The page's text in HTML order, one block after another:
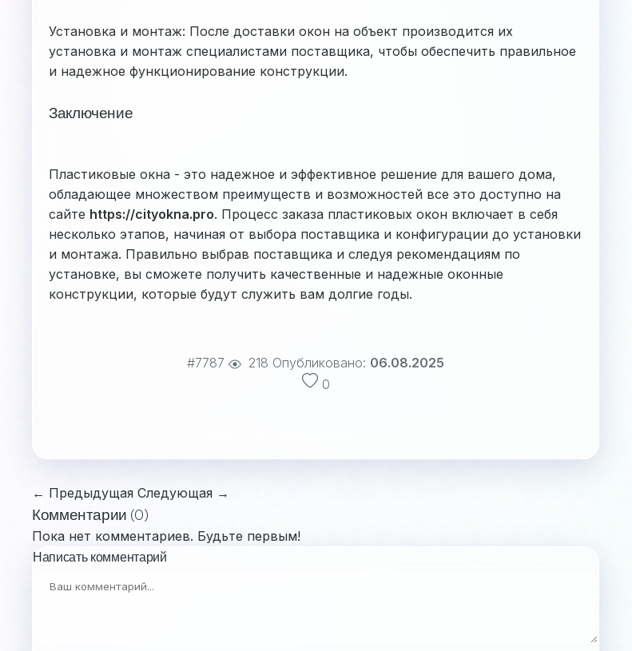
Установка и монтаж: После доставки окон на объект производится их
установка и монтаж специалистами поставщика, чтобы обеспечить правильное
и надежное функционирование конструкции.
Заключение
Пластиковые окна - это надежное и эффективное решение для вашего дома,
обладающее множеством преимуществ и возможностей все это доступно на
сайте https://cityokna.pro. Процесс заказа пластиковых окон включает в себя
несколько этапов, начиная от выбора поставщика и конфигурации до установки
и монтажа. Правильно выбрав поставщика и следуя рекомендациям по
установке, вы сможете получить качественные и надежные оконные
конструкции, которые будут служить вам долгие годы.
#7787 218 Опубликовано: 06.08.2025
0
← Предыдущая Следующая →
Комментарии (0)
Пока нет комментариев. Будьте первым!
Написать комментарий